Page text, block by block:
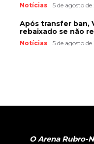
Notícias 5 de agosto
Após transfer ban,
rebaixado se não
Notícias 5 de agosto
O Arena Rubro-